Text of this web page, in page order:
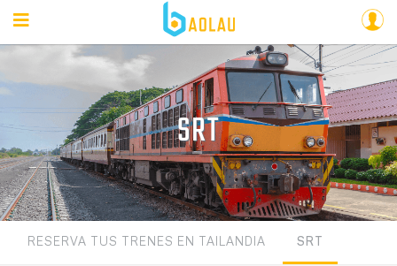
SRT
RESERVA TUS TRENES EN TAILANDIA SRT